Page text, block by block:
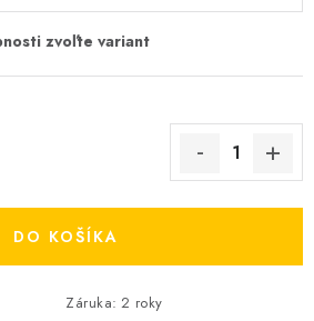
DO KOŠÍKA
Záruka: 2 roky